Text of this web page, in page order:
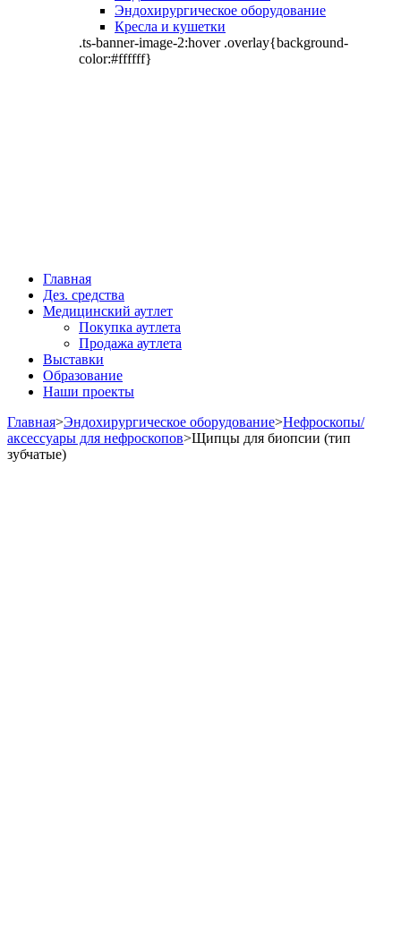
Эндохирургическое оборудование
Кресла и кушетки
.ts-banner-image-2:hover .overlay{background-
color:#ffffff}
Главная
Дез. средства
Медицинский аутлет
Покупка аутлета
Продажа аутлета
Выставки
Образование
Наши проекты
Главная>Эндохирургическое оборудование>Нефроскопы/
аксессуары для нефроскопов>Щипцы для биопсии (тип
зубчатые)